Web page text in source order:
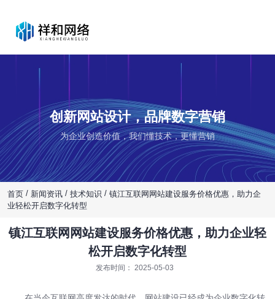
创新网站设计，品牌数字营销
为企业创造价值，我们懂技术，更懂营销
首页 / 新闻资讯 / 技术知识 / 镇江互联网网站建设服务价格优惠，助力企
业轻松开启数字化转型
镇江互联网网站建设服务价格优惠，助力企业轻
松开启数字化转型
发布时间： 2025-05-03